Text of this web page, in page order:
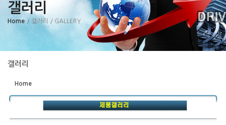
갤러리
Home / 갤러리 / GALLERY
갤러리
Home
Sketchbook5, 스케치북5